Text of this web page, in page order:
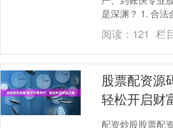
是深渊？ 1. 合法
册和监管的平台
合规。....
阅读： 121 栏
股票配资源
轻松开启财
配资炒股股票配